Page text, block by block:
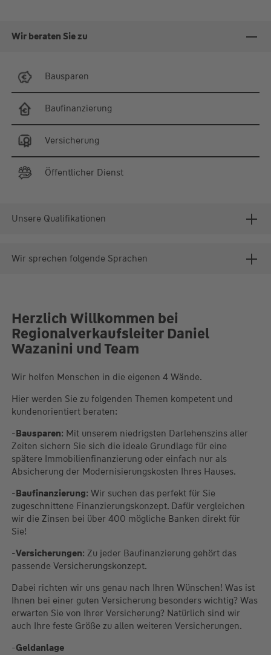
Wir beraten Sie zu
Bausparen
Baufinanzierung
Versicherung
Öffentlicher Dienst
Unsere Qualifikationen
Wir sprechen folgende Sprachen
Herzlich Willkommen bei
Regionalverkaufsleiter Daniel
Wazanini und Team
Wir helfen Menschen in die eigenen 4 Wände.
Hier werden Sie zu folgenden Themen kompetent und
kundenorientiert beraten:
-Bausparen: Mit unserem niedrigsten Darlehenszins aller
Zeiten sichern Sie sich die ideale Grundlage für eine
spätere Immobilienfinanzierung oder einfach nur als
Absicherung der Modernisierungskosten Ihres Hauses.
-Baufinanzierung: Wir suchen das perfekt für Sie
zugeschnittene Finanzierungskonzept. Dafür vergleichen
wir die Zinsen bei über 400 mögliche Banken direkt für
Sie!
-Versicherungen: Zu jeder Baufinanzierung gehört das
passende Versicherungskonzept.
Dabei richten wir uns genau nach Ihren Wünschen! Was ist
Ihnen bei einer guten Versicherung besonders wichtig? Was
erwarten Sie von Ihrer Versicherung? Natürlich sind wir
auch Ihre feste Größe zu allen weiteren Versicherungen.
-Geldanlage